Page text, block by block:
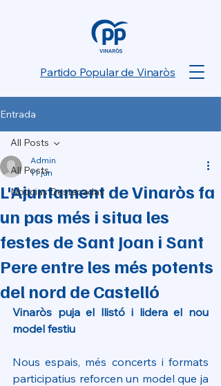
Partido Popular de Vinaròs
Entrada
All Posts
Noticias Destacadas
All Posts
L'Ajuntament de Vinaròs fa
un pas més i situa les
festes de Sant Joan i Sant
Pere entre les més potents
del nord de Castelló
Admin
11 jun
Vinaròs puja el llistó i lidera el nou
model festiu
Nous espais, més concerts i formats
participatius reforcen un model que ja